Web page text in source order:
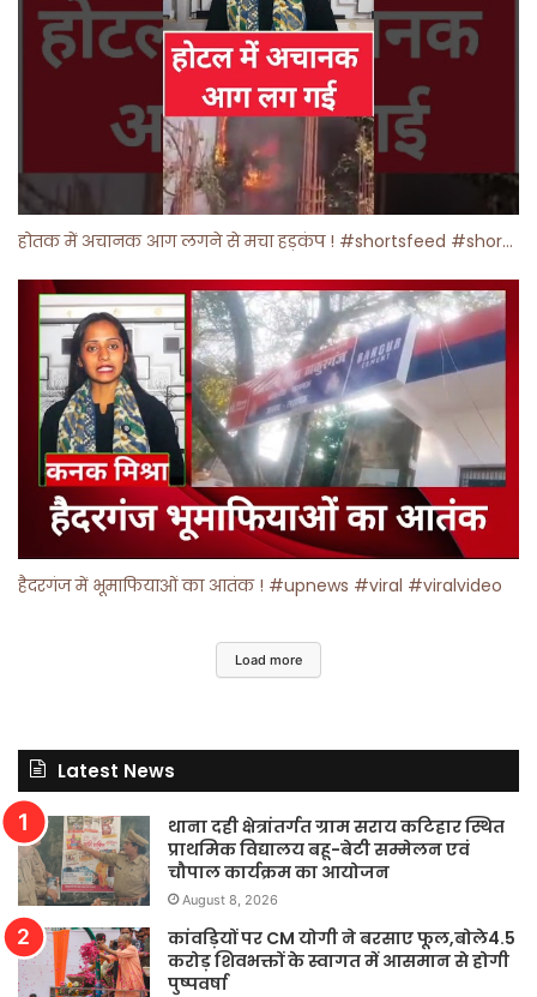
होतक में अचानक आग लगने से मचा हड़कंप ! #shortsfeed #shorts #viralshorts
हैदरगंज में भूमाफियाओं का आतंक ! #upnews #viral #viralvideo
Load more
Latest News
थाना दही क्षेत्रांतर्गत ग्राम सराय कटिहार स्थित
प्राथमिक विद्यालय बहू-बेटी सम्मेलन एवं
चौपाल कार्यक्रम का आयोजन
August 8, 2026
कांवड़ियों पर CM योगी ने बरसाए फूल,बोले4.5
करोड़ शिवभक्तों के स्वागत में आसमान से होगी
पुष्पवर्षा